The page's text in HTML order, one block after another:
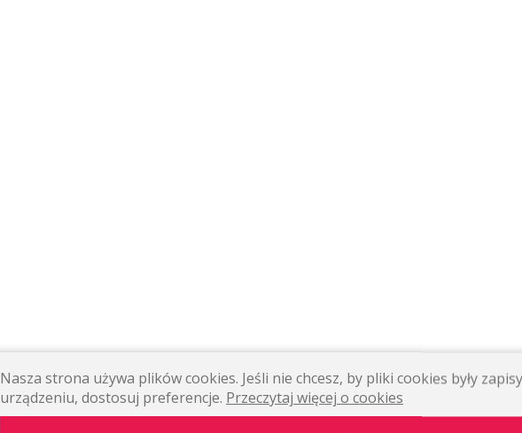
Nasza strona używa plików cookies. Jeśli nie chcesz, by pliki cookies były
urządzeniu, dostosuj preferencje. Przeczytaj więcej o cookies